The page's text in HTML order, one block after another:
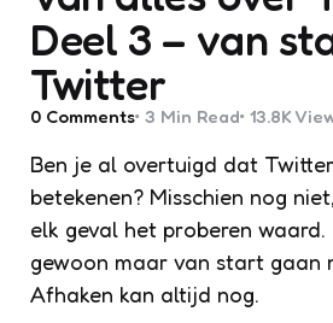
Deel 3 – van
Twitter
0 Comments 3 Min Read 13.8K
Ben je al overtuigd dat
betekenen? Misschien nog
elk geval het proberen
gewoon maar van start gaan
Afhaken kan altijd nog.